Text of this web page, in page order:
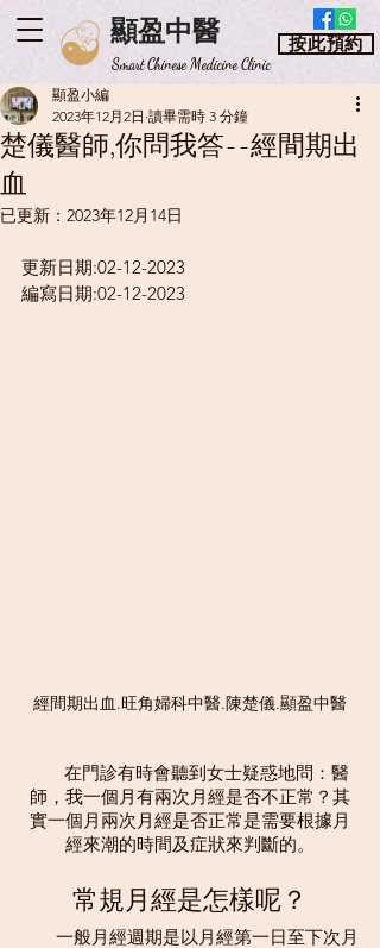
按此預約
顯盈中醫
​Smart Chinese Medicine Clinic
楚儀醫師,你問我答--經間期出
血
顯盈小編
2023年12月2日 讀畢需時 3 分鐘
已更新： 2023年12月14日
更新日期:02-12-2023
編寫日期:02-12-2023
經間期出血.旺角婦科中醫.陳楚儀.顯盈中醫
師，我一個月有兩次月經是否不正常？其
實一個月兩次月經是否正常是需要根據月
經來潮的時間及症狀來判斷的。
常規月經是怎樣呢？